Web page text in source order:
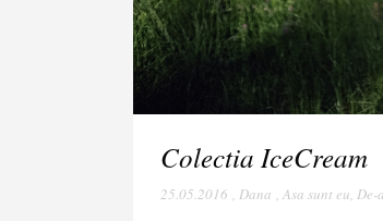
Colectia IceCream
25.05.2016 , Dana , Asa sunt eu, De-